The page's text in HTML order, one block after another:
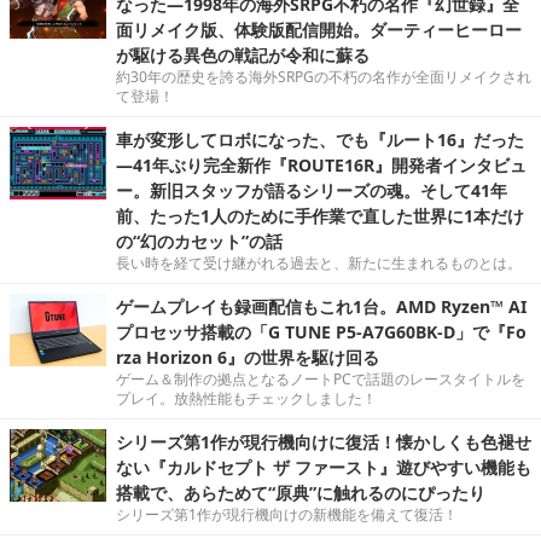
なった―1998年の海外SRPG不朽の名作『幻世録』全
面リメイク版、体験版配信開始。ダーティーヒーロー
が駆ける異色の戦記が令和に蘇る
約30年の歴史を誇る海外SRPGの不朽の名作が全面リメイクされ
て登場！
車が変形してロボになった、でも『ルート16』だった
―41年ぶり完全新作『ROUTE16R』開発者インタビュ
ー。新旧スタッフが語るシリーズの魂。そして41年
前、たった1人のために手作業で直した世界に1本だけ
の“幻のカセット”の話
長い時を経て受け継がれる過去と、新たに生まれるものとは。
ゲームプレイも録画配信もこれ1台。AMD Ryzen™ AI
プロセッサ搭載の「G TUNE P5-A7G60BK-D」で『Fo
rza Horizon 6』の世界を駆け回る
ゲーム＆制作の拠点となるノートPCで話題のレースタイトルを
プレイ。放熱性能もチェックしました！
シリーズ第1作が現行機向けに復活！懐かしくも色褪せ
ない『カルドセプト ザ ファースト』遊びやすい機能も
搭載で、あらためて“原典”に触れるのにぴったり
シリーズ第1作が現行機向けの新機能を備えて復活！